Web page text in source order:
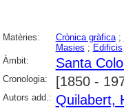
Matèries: Crònica gràfica;
Masies ; Edificis
Àmbit:
Santa
Cronologia: [1850 -
Autors add.: Quilabert,